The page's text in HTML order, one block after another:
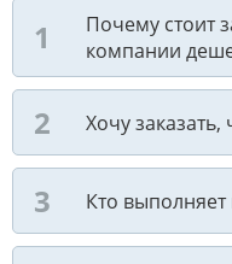
Почему стоит
компании
Хочу заказать,
Кто